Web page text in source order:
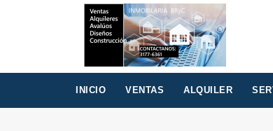
INICIO VENTAS ALQUILER